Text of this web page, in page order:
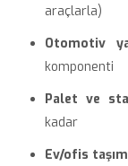
araçlarla)
Otomotiv
komponenti
Palet ve
kadar
Ev/ofis